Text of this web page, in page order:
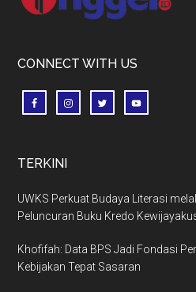
CONNECT WITH US
TERKINI
UWKS Perkuat Budaya Literasi
Peluncuran Buku Kredo
Khofifah: Data BPS Jadi Fondasi
Kebijakan Tepat Sasaran